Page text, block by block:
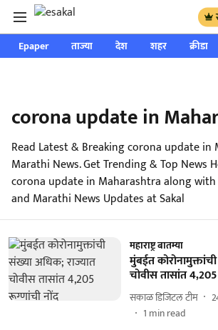
Epaper ताज्या देश शहर क्रीडा
corona update in
Read Latest & Breaking corona update in
Marathi News. Get Trending & Top News
corona update in Maharashtra along with
and Marathi News Updates at Sakal
महाराष्ट्र बातम्या
मुंबईत
चोवीस तासांत
सकाळ डिजिटल टीम
1 min read